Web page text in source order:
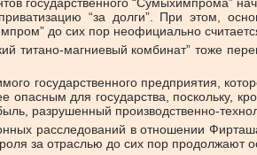
“за долги”. При этом,
до сих пор неофициально
титано-магниевый комбинат” тоже
государственного предприятия,
для государства, поскольку,
разрушенный производственно-
расследований в отношении
за отраслью до сих пор продолжают